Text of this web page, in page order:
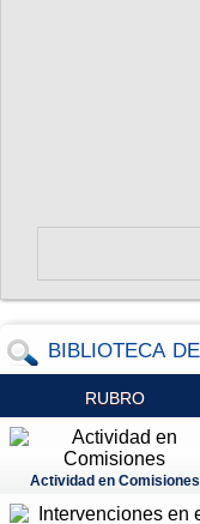
BIBLIOTECA
RUBRO
Actividad en Comisiones